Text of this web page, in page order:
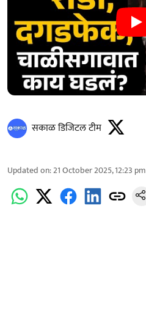
सकाळ डिजिटल टीम
Updated on:21 October 2025, 12:23 pm